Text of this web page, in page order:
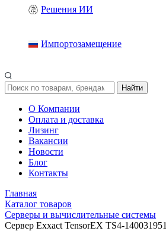
Решения ИИ
Импортозамещение
Найти
О Компании
Оплата и доставка
Лизинг
Вакансии
Новости
Блог
Контакты
Главная
Каталог товаров
Серверы и вычислительные системы
Сервер Exxact TensorEX TS4-140031951